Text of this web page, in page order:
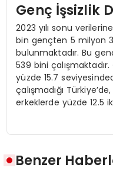
Genç İşsizlik
2023 yılı sonu
bin gençten 5 milyon
bulunmaktadır. Bu
539 bini
yüzde 15.7
çalışmadığı
erkeklerde yüzde 12.5
Benzer